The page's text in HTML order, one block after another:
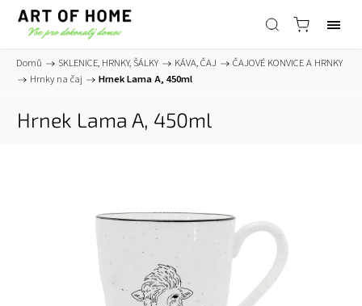
Domů / SKLENICE, HRNKY, ŠÁLKY / KÁVA, ČAJ /
ČAJOVÉ KONVICE A HRNKY
/
Hrnky na čaj / Hrnek Lama A, 450ml
Hrnek Lama A, 450ml